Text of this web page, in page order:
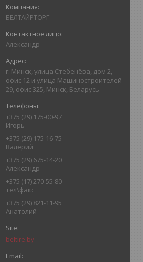
БЕЛТАЙРТОРГ
Александр
г. Минск, улица Стебенёва, дом 2,
офис 12 и улица Машиностроителей
29, офис 325, Минск, Беларусь
+375 (29) 175-00-97
Игорь
+375 (29) 175-16-75
Валерий
+375 (29) 675-14-20
Александр
+375 (17) 270-55-80
тел\факс
+375 (29) 821-11-95
Анатолий
beltire.by